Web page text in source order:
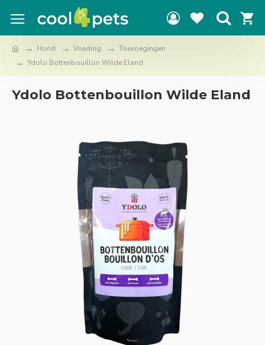
Hond Voeding
Toevoegingen
Ydolo Bottenbouillon Wilde Eland
Ydolo Bottenbouillon Wilde Eland